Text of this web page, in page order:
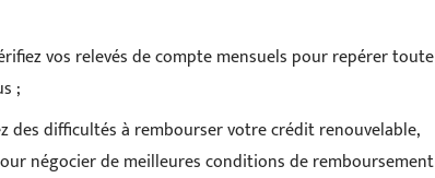
vos relevés de compte mensuels pour repérer toute
;
des difficultés à rembourser votre crédit renouvelable,
négocier de meilleures conditions de